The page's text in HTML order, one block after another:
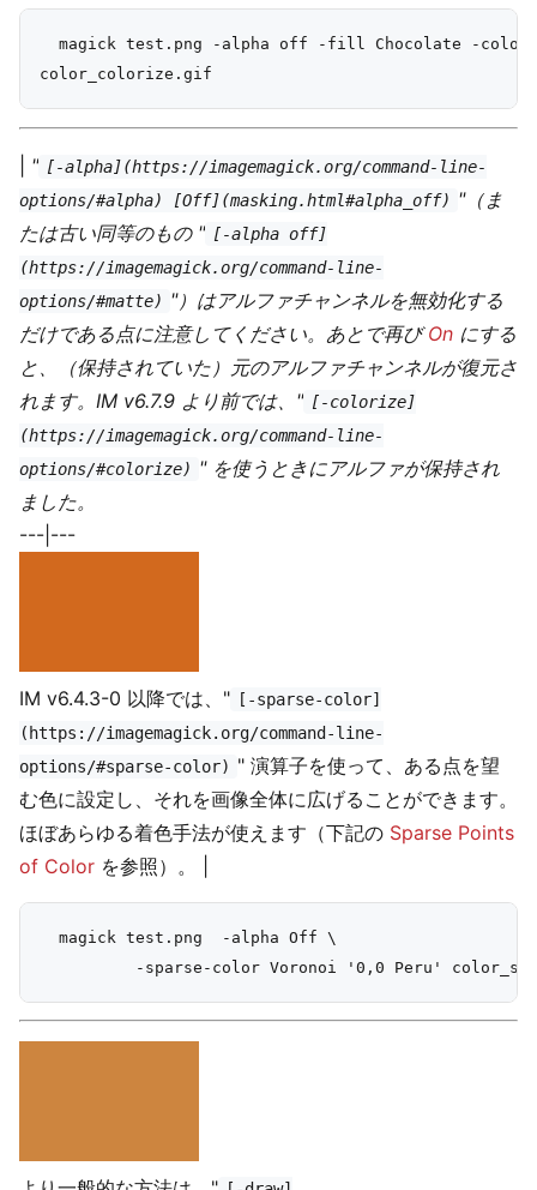
magick test.png -alpha off -fill Chocolate -
" [-alpha](https://imagemagick.org/command-line-
options/#alpha) [Off](masking.html#alpha_off) "（ま
たは古い同等のもの " [-alpha off]
(https://imagemagick.org/command-line-
options/#matte) "）はアルファチャンネルを無効化する
だけである点に注意してください。あとで再びOn にする
と、（保持されていた）元のアルファチャンネルが復元さ
れます。IM v6.7.9 より前では、" [-colorize]
(https://imagemagick.org/command-line-
options/#colorize) " を使うときにアルファが保持され
ました。
---|---
IM v6.4.3-0 以降では、"
[-sparse-color]
(https://imagemagick.org/command-line-
options/#sparse-color) " 演算子を使って、ある点を望
む色に設定し、それを画像全体に広げることができます。
ほぼあらゆる着色手法が使えます（下記の Sparse Points
of Color を参照）。 |
  magick test.png  -alpha Off \